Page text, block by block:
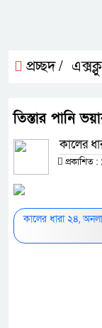
প্রচ্ছদ /
তিস্তার পানি
কালের
প্রকাশিত
কালের ধারা ২৪,